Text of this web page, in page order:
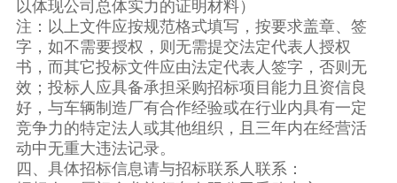
以体现公司总体实力的证明材料）
注：以上文件应按规范格式填写，按要求盖章、签
字，如不需要授权，则无需提交法定代表人授权
书，而其它投标文件应由法定代表人签字，否则无
效；投标人应具备承担采购招标项目能力且资信良
好，与车辆制造厂有合作经验或在行业内具有一定
竞争力的特定法人或其他组织，且三年内在经营活
动中无重大违法记录。
四、具体招标信息请与招标联系人联系：